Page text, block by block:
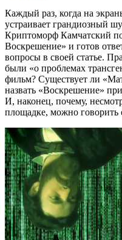
Каждый раз, когда на
устраивает грандиозный
Криптоморф Камчатский
Воскрешение» и готов
вопросы в своей статье.
были «о проблемах
фильм? Существует ли
назвать «Воскрешение»
И, наконец, почему,
площадке, можно говорить